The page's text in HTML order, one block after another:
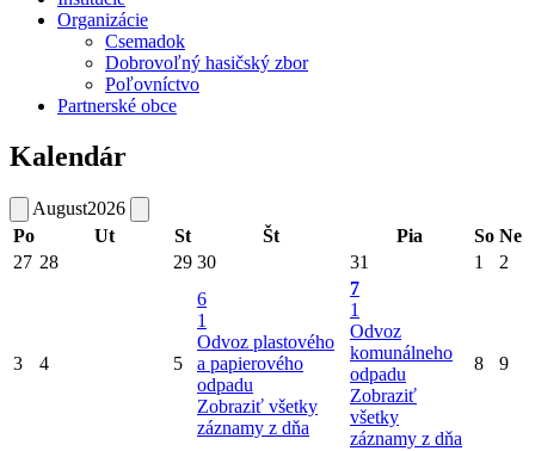
Organizácie
Csemadok
Dobrovoľný hasičský zbor
Poľovníctvo
Partnerské obce
Kalendár
August2026
Po
Ut St Št Pia So Ne
27 28 29 30 31 1 2
3 4 5
6
1
Odvoz plastového
a papierového
odpadu
Zobraziť všetky
záznamy z dňa
7
1
Odvoz
komunálneho
odpadu
Zobraziť
všetky
záznamy z dňa
8 9